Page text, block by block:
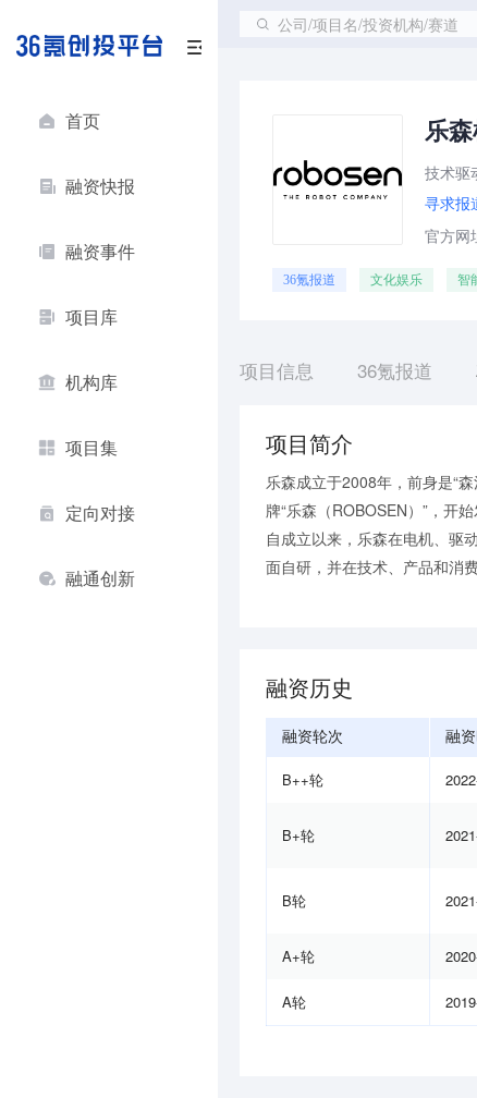
首页
融资快报
融资事件
项目库
机构库
项目集
定向对接
融通创新
公司/项目名/投资机构/赛道
乐
技术驱
寻求报
官方网
36氪报道 文化娱乐 智
项目信息 36氪报道
项目简介
乐森成立于2008年，前身是“
牌“乐森（ROBOSEN）”，开
自成立以来，乐森在电机、驱
面自研，并在技术、产品和消
融资历史
融资轮次 融
B++轮
B+轮
B轮
A+轮
A轮